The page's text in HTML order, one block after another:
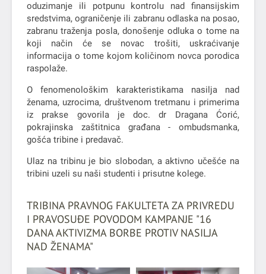
oduzimanje ili potpunu kontrolu nad finansijskim
sredstvima, ograničenje ili zabranu odlaska na posao,
zabranu traženja posla, donošenje odluka o tome na
koji način će se novac trošiti, uskraćivanje
informacija o tome kojom količinom novca porodica
raspolaže.
O fenomenološkim karakteristikama nasilja nad
ženama, uzrocima, društvenom tretmanu i primerima
iz prakse govorila je doc. dr Dragana Ćorić,
pokrajinska zaštitnica građana - ombudsmanka,
gošća tribine i predavač.
Ulaz na tribinu je bio slobodan, a aktivno učešće na
tribini uzeli su naši studenti i prisutne kolege.
TRIBINA PRAVNOG FAKULTETA ZA PRIVREDU
I PRAVOSUĐE POVODOM KAMPANJE "16
DANA AKTIVIZMA BORBE PROTIV NASILJA
NAD ŽENAMA"